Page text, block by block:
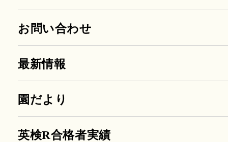
お問い合わせ
最新情報
園だより
英検R合格者実績